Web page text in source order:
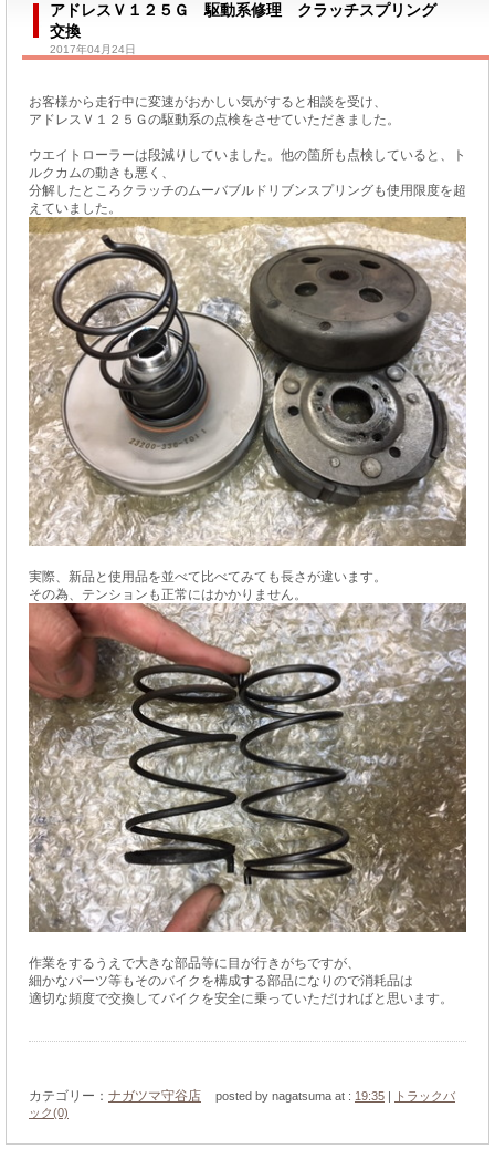
アドレスＶ１２５Ｇ 駆動系修理 クラッチスプリング
交換
2017年04月24日
お客様から走行中に変速がおかしい気がすると相談を受け、
アドレスＶ１２５Ｇの駆動系の点検をさせていただきました。
ウエイトローラーは段減りしていました。他の箇所も点検していると、ト
ルクカムの動きも悪く、
分解したところクラッチのムーバブルドリブンスプリングも使用限度を超
えていました。
実際、新品と使用品を並べて比べてみても長さが違います。
その為、テンションも正常にはかかりません。
作業をするうえで大きな部品等に目が行きがちですが、
細かなパーツ等もそのバイクを構成する部品になりので消耗品は
適切な頻度で交換してバイクを安全に乗っていただければと思います。
カテゴリー： ナガツマ守谷店 posted by nagatsuma at : 19:35
トラックバ
ック(0)